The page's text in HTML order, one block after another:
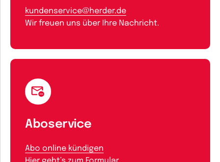
kundenservice@herder.de
Wir freuen uns über Ihre Nachricht.
Aboservice
Abo online kündigen